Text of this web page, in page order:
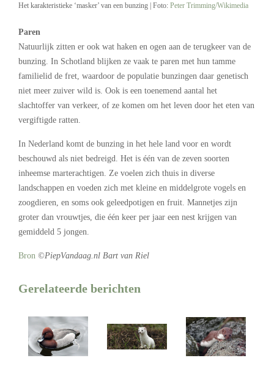
Het karakteristieke ‘masker’ van een bunzing | Foto: Peter Trimming/Wikimedia
Paren
Natuurlijk zitten er ook wat haken en ogen aan de terugkeer van de
bunzing. In Schotland blijken ze vaak te paren met hun tamme
familielid de fret, waardoor de populatie bunzingen daar genetisch
niet meer zuiver wild is. Ook is een toenemend aantal het
slachtoffer van verkeer, of ze komen om het leven door het eten van
vergiftigde ratten.
In Nederland komt de bunzing in het hele land voor en wordt
beschouwd als niet bedreigd. Het is één van de zeven soorten
inheemse marterachtigen. Ze voelen zich thuis in diverse
landschappen en voeden zich met kleine en middelgrote vogels en
zoogdieren, en soms ook geleedpotigen en fruit. Mannetjes zijn
groter dan vrouwtjes, die één keer per jaar een nest krijgen van
gemiddeld 5 jongen.
Bron ©PiepVandaag.nl Bart van Riel
Gerelateerde berichten